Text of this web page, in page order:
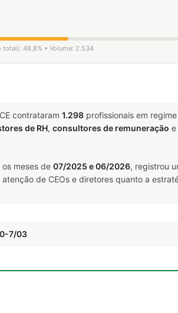
48,8% • Volume: 2.534
contrataram 1.298 profissionais em
de RH, consultores de remuneração e
meses de 07/2025 e 06/2026, registrou
de CEOs e diretores quanto a
7/03